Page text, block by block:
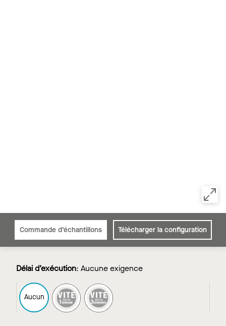
Commande d’échantillons Télécharger la configuration
Délai d’exécution: Aucune exigence
Aucun FAST1 FAST3